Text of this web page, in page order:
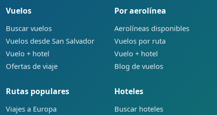
Vuelos
Buscar vuelos
Vuelos desde San Salvador
Vuelo + hotel
Ofertas de viaje
Por aerolínea
Aerolíneas disponibles
Vuelos por ruta
Vuelo + hotel
Blog de vuelos
Rutas populares
Viajes a Europa
Hoteles
Buscar hoteles